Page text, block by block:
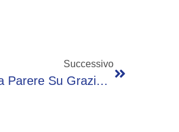
Successivo
Caso Minetti, Pg Milano: “Per Ora Parere Su Grazia Confermato”